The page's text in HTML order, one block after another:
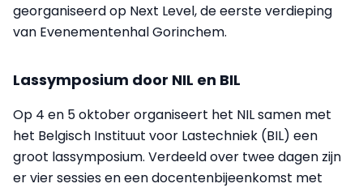
georganiseerd op Next Level, de eerste verdieping
van Evenementenhal Gorinchem.
Lassymposium door NIL en BIL
Op 4 en 5 oktober organiseert het NIL samen met
het Belgisch Instituut voor Lastechniek (BIL) een
groot lassymposium. Verdeeld over twee dagen zijn
er vier sessies en een docentenbijeenkomst met